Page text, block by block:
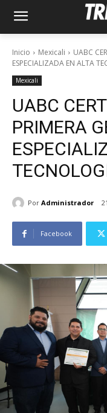
Inicio Mexicali
UABC
ESPECIALIZADA EN ALTA
Mexicali
UABC
PRIMERA
Por Administrador
Facebook